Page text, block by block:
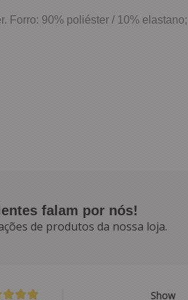
Forro: 90% poliéster / 10% elastano;
falam por nós!
de produtos da nossa loja.
Show